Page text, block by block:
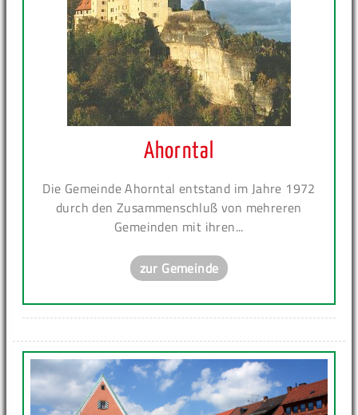
Ahorntal
Die Gemeinde Ahorntal entstand im Jahre 1972
durch den Zusammenschluß von mehreren
Gemeinden mit ihren...
zur Gemeinde